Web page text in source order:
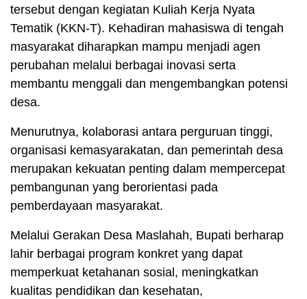
tersebut dengan kegiatan Kuliah Kerja Nyata
Tematik (KKN-T). Kehadiran mahasiswa di tengah
masyarakat diharapkan mampu menjadi agen
perubahan melalui berbagai inovasi serta
membantu menggali dan mengembangkan potensi
desa.
Menurutnya, kolaborasi antara perguruan tinggi,
organisasi kemasyarakatan, dan pemerintah desa
merupakan kekuatan penting dalam mempercepat
pembangunan yang berorientasi pada
pemberdayaan masyarakat.
Melalui Gerakan Desa Maslahah, Bupati berharap
lahir berbagai program konkret yang dapat
memperkuat ketahanan sosial, meningkatkan
kualitas pendidikan dan kesehatan,